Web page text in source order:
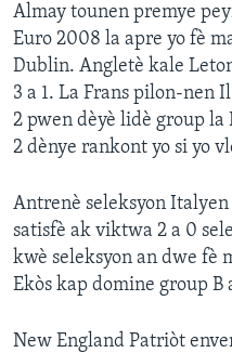
Almay tounen premye
Euro 2008 la apre yo fè
Dublin. Angletè kale
3 a 1. La Frans pilon-nen
2 pwen dèyè lidè group la
2 dènye rankont yo si yo
Antrenè seleksyon
satisfè ak viktwa 2 a 0
kwè seleksyon an dwe fè
Ekòs kap domine group B
New England Patriòt